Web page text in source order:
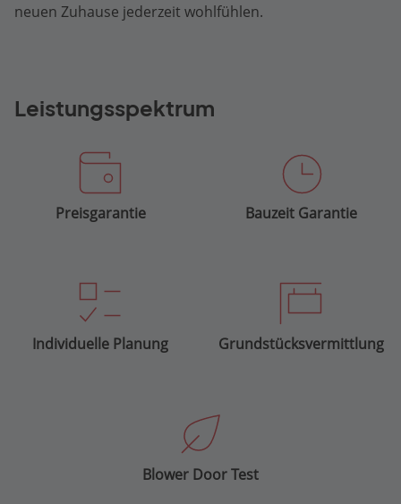
neuen Zuhause jederzeit wohlfühlen.
Leistungsspektrum
Preisgarantie Bauzeit Garantie
Individuelle Planung Grundstücksvermittlung
Blower Door Test